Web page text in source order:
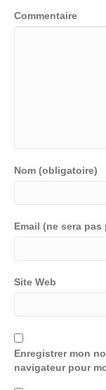
Commentaire
Nom (obligatoire)
Email (ne sera
Site Web
Enregistrer mon
navigateur pour